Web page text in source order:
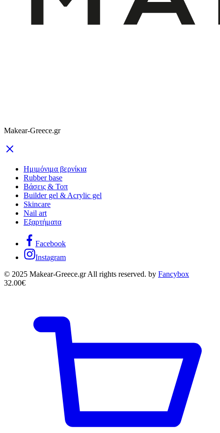
Makear-Greece.gr
Ημιμόνιμα βερνίκια
Rubber base
Βάσεις & Τοπ
Builder gel & Acrylic gel
Skincare
Nail art
Εξαρτήματα
Facebook
Instagram
© 2025 Makear-Greece.gr All rights reserved. by Fancybox
32.00€